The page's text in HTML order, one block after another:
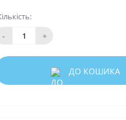
-
+
ДО КОШИКА